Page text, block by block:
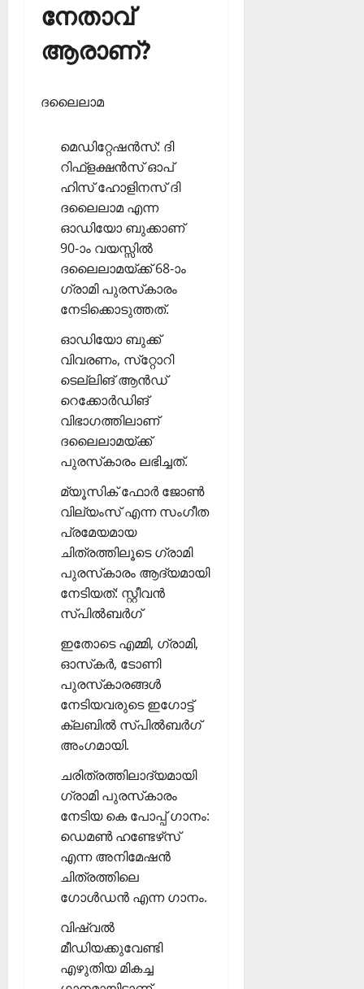
നേതാവ്
ആരാണ്?
ദലൈലാമ
മെഡിറ്റേഷന്‍സ്: ദി
റിഫ്‌ളക്ഷന്‍സ് ഓപ്
ഹിസ് ഹോളിനസ് ദി
ദലൈലാമ എന്ന
ഓഡിയോ ബുക്കാണ്
90-ാം വയസ്സില്‍
ദലൈലാമയ്ക്ക് 68-ാം
ഗ്രാമി പുരസ്‌കാരം
നേടിക്കൊടുത്തത്.
ഓഡിയോ ബുക്ക്
വിവരണം, സ്‌റ്റോറി
ടെല്ലിങ് ആന്‍ഡ്
റെക്കോര്‍ഡിങ്
വിഭാഗത്തിലാണ്
ദലൈലാമയ്ക്ക്
പുരസ്‌കാരം ലഭിച്ചത്.
മ്യൂസിക് ഫോര്‍ ജോണ്‍
വില്യംസ് എന്ന സംഗീത
പ്രമേയമായ
ചിത്രത്തിലൂടെ ഗ്രാമി
പുരസ്‌കാരം ആദ്യമായി
നേടിയത്: സ്റ്റീവന്‍
സ്പില്‍ബര്‍ഗ്‌
ഇതോടെ എമ്മി, ഗ്രാമി,
ഓസ്‌കര്‍, ടോണി
പുരസ്‌കാരങ്ങള്‍
നേടിയവരുടെ ഇഗോട്ട്
ക്ലബില്‍ സ്പില്‍ബര്‍ഗ്
അംഗമായി.
ചരിത്രത്തിലാദ്യമായി
ഗ്രാമി പുരസ്‌കാരം
നേടിയ കെ പോപ്പ് ഗാനം:
ഡെമണ്‍ ഹണ്ടേഴ്‌സ്
എന്ന അനിമേഷന്‍
ചിത്രത്തിലെ
ഗോള്‍ഡന്‍ എന്ന ഗാനം.
വിഷ്വല്‍
മീഡിയക്കുവേണ്ടി
എഴുതിയ മികച്ച